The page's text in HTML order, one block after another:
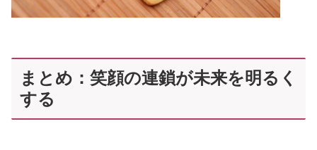
まとめ：笑顔の連鎖が未来を明るく
する